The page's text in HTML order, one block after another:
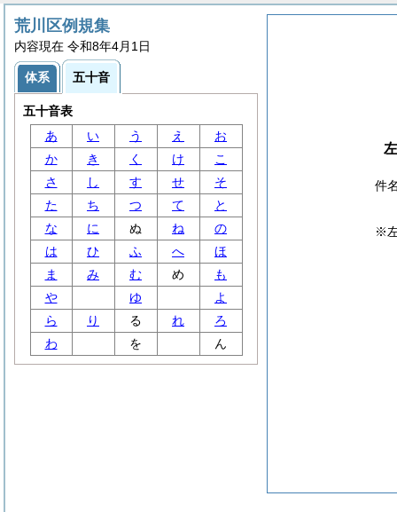
件
※
荒川区例規集
内容現在 令和8年4月1日
体系 五十音
五十音表
あ
い う え
お
か
き く け
こ
さ
し す せ
そ
た
ち つ て
と
な
に ぬ ね
の
は
ひ ふ へ
ほ
ま
み む め
も
や
ゆ
よ
ら
り る れ
ろ
わ
を ん